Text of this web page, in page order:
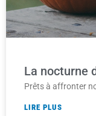
La nocturne
Prêts à affronter
LIRE PLUS